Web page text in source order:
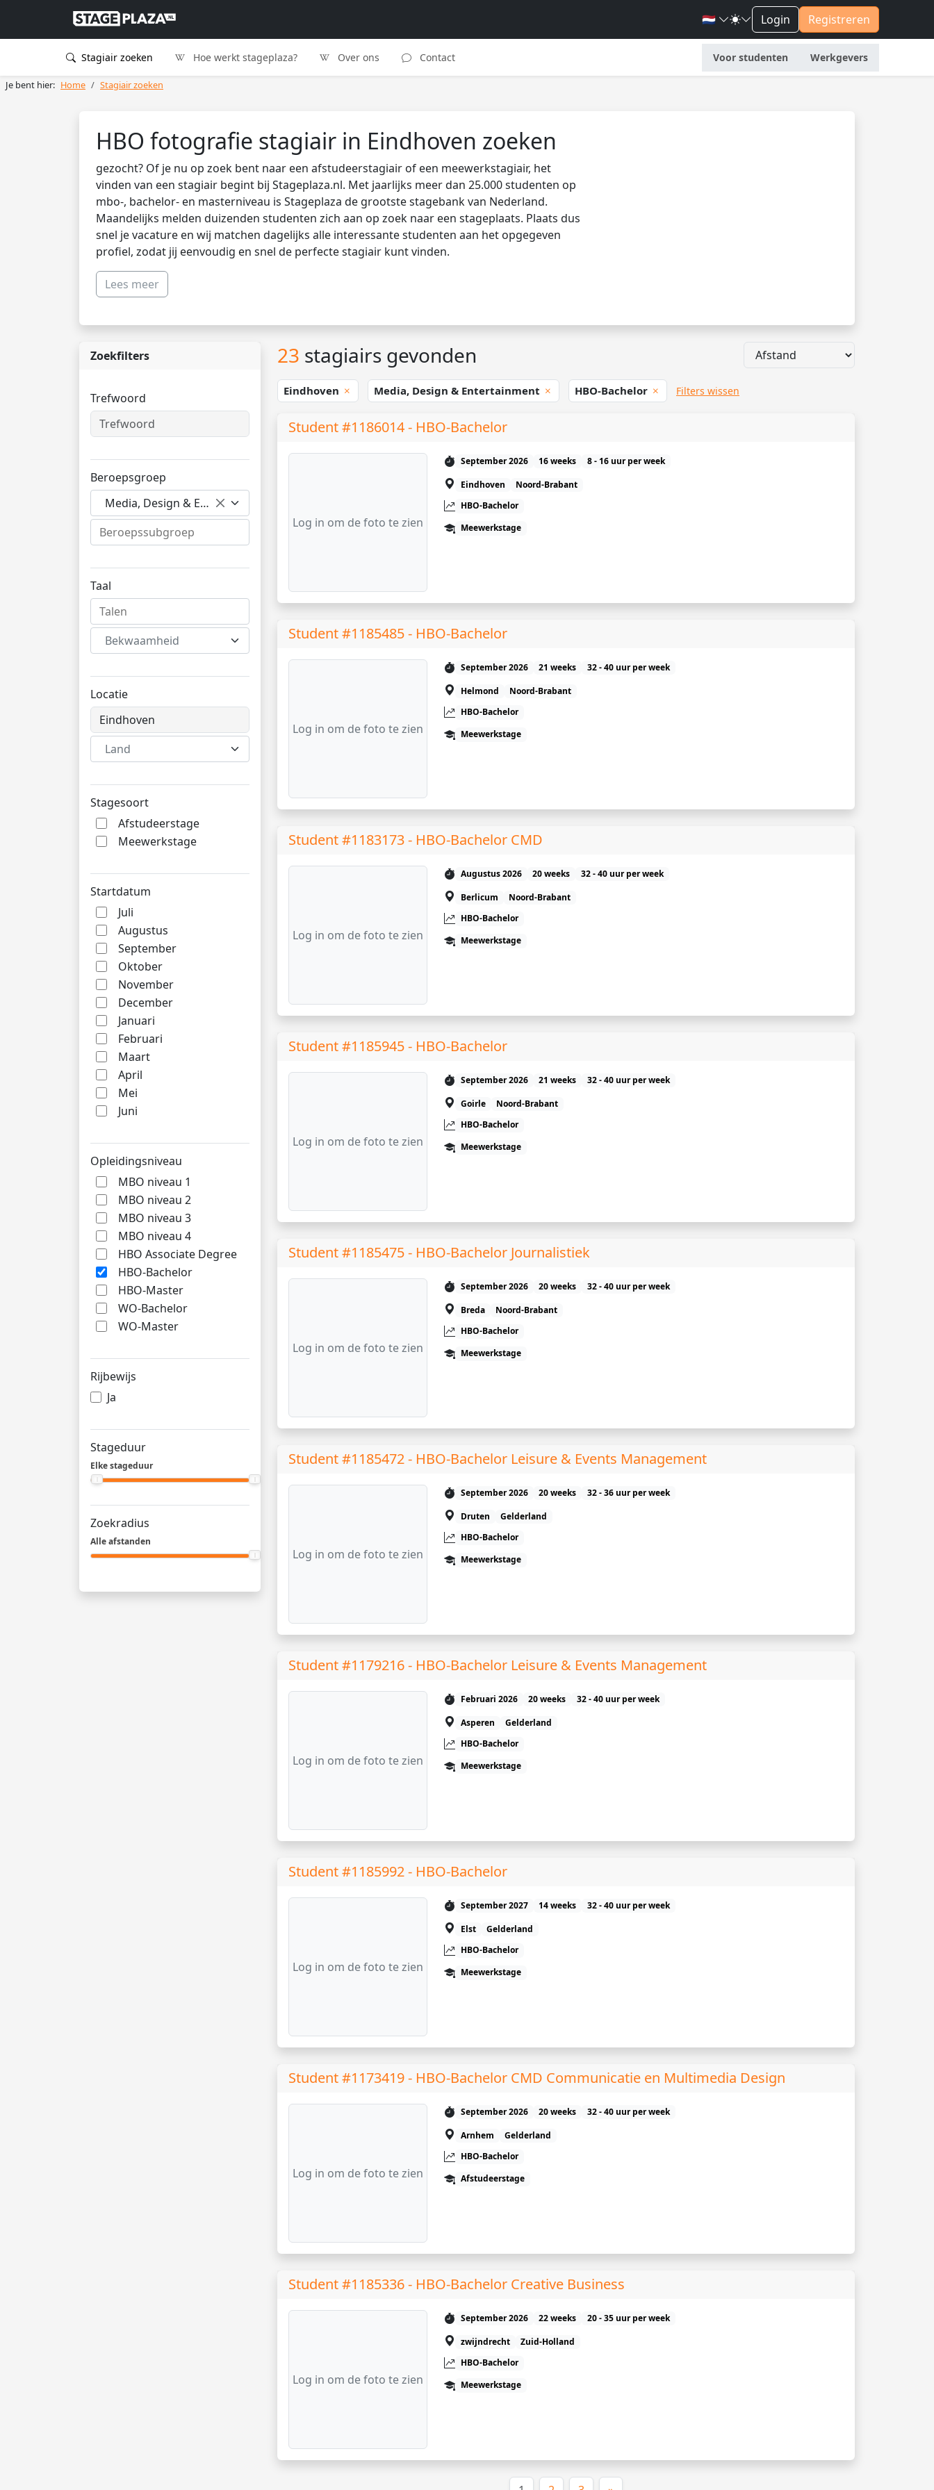
🇳🇱 Login Registreren
Stagiair zoeken Hoe werkt stageplaza? Over ons Contact Voor studenten Werkgevers
Je bent hier: Home Stagiair zoeken
HBO fotografie stagiair in Eindhoven zoeken
gezocht? Of je nu op zoek bent naar een afstudeerstagiair of een meewerkstagiair, het
vinden van een stagiair begint bij Stageplaza.nl. Met jaarlijks meer dan 25.000 studenten op
mbo-, bachelor- en masterniveau is Stageplaza de grootste stagebank van Nederland.
Maandelijks melden duizenden studenten zich aan op zoek naar een stageplaats. Plaats dus
snel je vacature en wij matchen dagelijks alle interessante studenten aan het opgegeven
profiel, zodat jij eenvoudig en snel de perfecte stagiair kunt vinden.
Lees meer
Zoekfilters
Trefwoord
Beroepsgroep
Media, Design & Entertainment
Taal
Bekwaamheid
Locatie
Land
Stagesoort
Afstudeerstage
Meewerkstage
Startdatum
Juli
Augustus
September
Oktober
November
December
Januari
Februari
Maart
April
Mei
Juni
Opleidingsniveau
MBO niveau 1
MBO niveau 2
MBO niveau 3
MBO niveau 4
HBO Associate Degree
HBO-Bachelor
HBO-Master
WO-Bachelor
WO-Master
Rijbewijs
Ja
Stageduur
Elke stageduur
Zoekradius
Alle afstanden
23 stagiairs gevonden
Eindhoven Media, Design & Entertainment HBO-Bachelor Filters wissen
Student #1186014 - HBO-Bachelor
Log in om de foto te zien
September 2026 16 weeks
8 - 16 uur per week
Eindhoven
Noord-Brabant
HBO-Bachelor
Meewerkstage
Student #1185485 - HBO-Bachelor
Log in om de foto te zien
September 2026 21 weeks
32 - 40 uur per week
Helmond
Noord-Brabant
HBO-Bachelor
Meewerkstage
Student #1183173 - HBO-Bachelor CMD
Log in om de foto te zien
Augustus 2026 20 weeks
32 - 40 uur per week
Berlicum
Noord-Brabant
HBO-Bachelor
Meewerkstage
Student #1185945 - HBO-Bachelor
Log in om de foto te zien
September 2026 21 weeks
32 - 40 uur per week
Goirle
Noord-Brabant
HBO-Bachelor
Meewerkstage
Student #1185475 - HBO-Bachelor Journalistiek
Log in om de foto te zien
September 2026 20 weeks
32 - 40 uur per week
Breda
Noord-Brabant
HBO-Bachelor
Meewerkstage
Student #1185472 - HBO-Bachelor Leisure & Events Management
Log in om de foto te zien
September 2026 20 weeks
32 - 36 uur per week
Druten
Gelderland
HBO-Bachelor
Meewerkstage
Student #1179216 - HBO-Bachelor Leisure & Events Management
Log in om de foto te zien
Februari 2026 20 weeks
32 - 40 uur per week
Asperen
Gelderland
HBO-Bachelor
Meewerkstage
Student #1185992 - HBO-Bachelor
Log in om de foto te zien
September 2027 14 weeks
32 - 40 uur per week
Elst
Gelderland
HBO-Bachelor
Meewerkstage
Student #1173419 - HBO-Bachelor CMD Communicatie en Multimedia Design
Log in om de foto te zien
September 2026 20 weeks
32 - 40 uur per week
Arnhem
Gelderland
HBO-Bachelor
Afstudeerstage
Student #1185336 - HBO-Bachelor Creative Business
Log in om de foto te zien
September 2026 22 weeks
20 - 35 uur per week
zwijndrecht
Zuid-Holland
HBO-Bachelor
Meewerkstage